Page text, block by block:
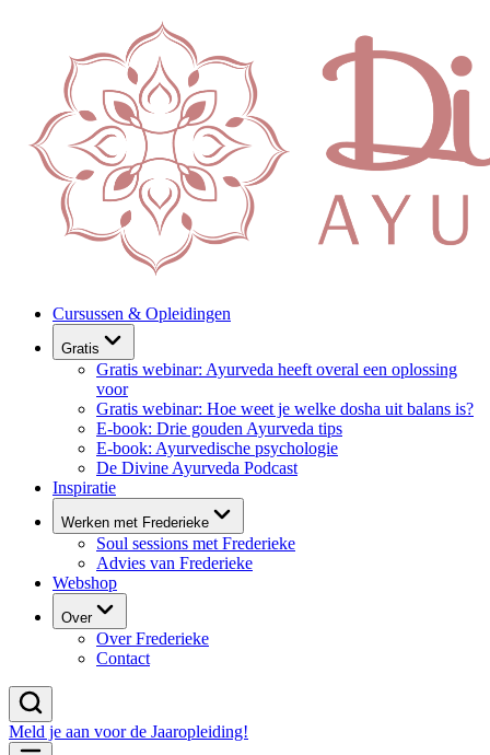
Cursussen & Opleidingen
Gratis
Gratis webinar: Ayurveda heeft overal een oplossing
voor
Gratis webinar: Hoe weet je welke dosha uit balans is?
E-book: Drie gouden Ayurveda tips
E-book: Ayurvedische psychologie
De Divine Ayurveda Podcast
Inspiratie
Werken met Frederieke
Soul sessions met Frederieke
Advies van Frederieke
Webshop
Over
Over Frederieke
Contact
Meld je aan voor de Jaaropleiding!